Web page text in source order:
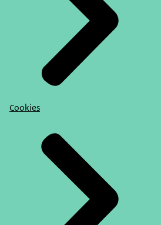
Cookies